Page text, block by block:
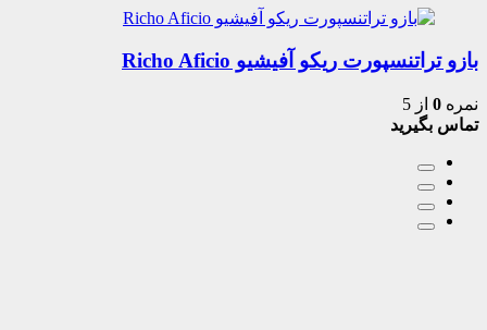
بازو تراتنسپورت ریکو آفیشیو Richo Aficio
نمره 0 از 5
تماس بگیرید